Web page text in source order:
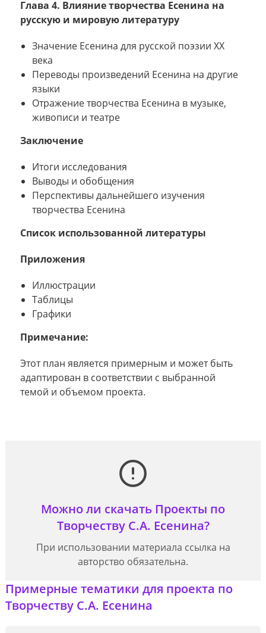
Глава 4. Влияние творчества Есенина на
русскую и мировую литературу
Значение Есенина для русской поэзии XX
века
Переводы произведений Есенина на другие
языки
Отражение творчества Есенина в музыке,
живописи и театре
Заключение
Итоги исследования
Выводы и обобщения
Перспективы дальнейшего изучения
творчества Есенина
Список использованной литературы
Приложения
Иллюстрации
Таблицы
Графики
Примечание:
Этот план является примерным и может быть
адаптирован в соответствии с выбранной
темой и объемом проекта.
Можно ли скачать Проекты по
Творчеству С.А. Есенина?
При использовании материала ссылка на
авторство обязательна.
Примерные тематики для проекта по
Творчеству С.А. Есенина